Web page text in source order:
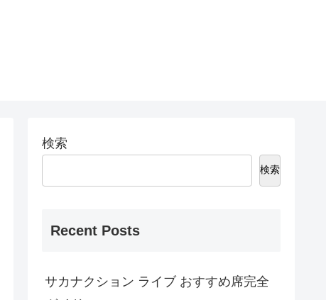
検索
検索
Recent Posts
サカナクション ライブ おすすめ席完全